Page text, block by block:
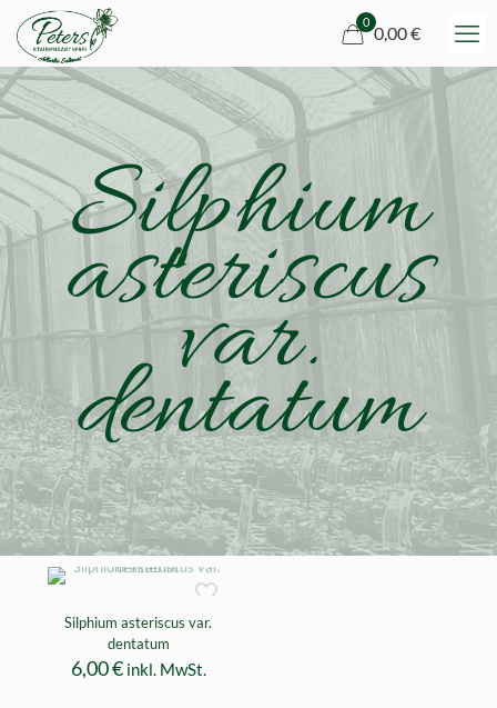
0
0,00 €
Silphium
asteriscus
var.
dentatum
Silphium asteriscus var.
dentatum
6,00€ inkl. MwSt.